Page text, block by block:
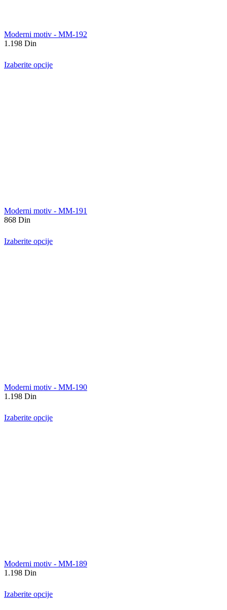
Moderni motiv - MM-192
1.198 Din
Izaberite opcije
Moderni motiv - MM-191
868 Din
Izaberite opcije
Moderni motiv - MM-190
1.198 Din
Izaberite opcije
Moderni motiv - MM-189
1.198 Din
Izaberite opcije